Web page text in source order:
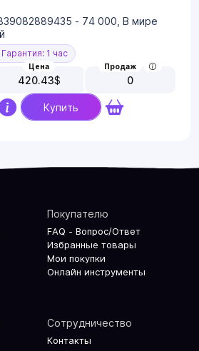
- 74 000, В мире
Гарантия: 1 час
Цена
420.43$
Продаж
0
Купить
Покупателю
FAQ - Вопрос/Ответ
Избранные товары
Мои покупки
Онлайн инструменты
Сотрудничество
Контакты